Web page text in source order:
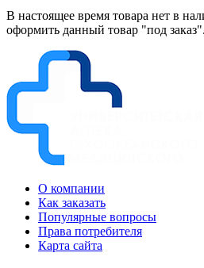
В настоящее время товара нет в
оформить данный товар "под заказ".
О компании
Как заказать
Популярные вопросы
Права потребителя
Карта сайта